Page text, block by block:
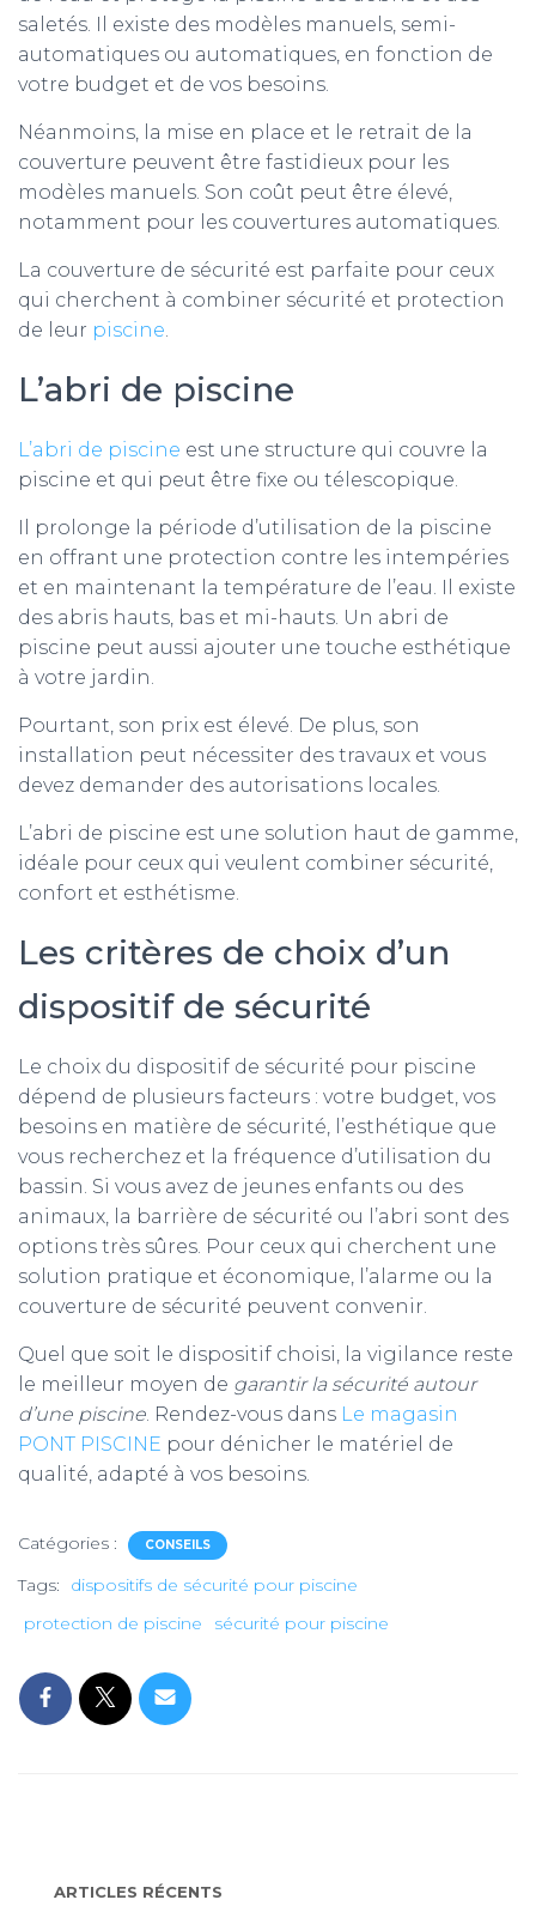
saletés. Il existe des modèles manuels, semi-
automatiques ou automatiques, en fonction de
votre budget et de vos besoins.
Néanmoins, la mise en place et le retrait de la
couverture peuvent être fastidieux pour les
modèles manuels. Son coût peut être élevé,
notamment pour les couvertures automatiques.
La couverture de sécurité est parfaite pour ceux
qui cherchent à combiner sécurité et protection
de leur piscine.
L’abri de piscine
L’abri de piscine est une structure qui couvre la
piscine et qui peut être fixe ou télescopique.
Il prolonge la période d’utilisation de la piscine
en offrant une protection contre les intempéries
et en maintenant la température de l’eau. Il existe
des abris hauts, bas et mi-hauts. Un abri de
piscine peut aussi ajouter une touche esthétique
à votre jardin.
Pourtant, son prix est élevé. De plus, son
installation peut nécessiter des travaux et vous
devez demander des autorisations locales.
L’abri de piscine est une solution haut de gamme,
idéale pour ceux qui veulent combiner sécurité,
confort et esthétisme.
Les critères de choix d’un
dispositif de sécurité
Le choix du dispositif de sécurité pour piscine
dépend de plusieurs facteurs : votre budget, vos
besoins en matière de sécurité, l’esthétique que
vous recherchez et la fréquence d’utilisation du
bassin. Si vous avez de jeunes enfants ou des
animaux, la barrière de sécurité ou l’abri sont des
options très sûres. Pour ceux qui cherchent une
solution pratique et économique, l’alarme ou la
couverture de sécurité peuvent convenir.
Quel que soit le dispositif choisi, la vigilance reste
le meilleur moyen de garantir la sécurité autour
d’une piscine. Rendez-vous dans Le magasin
PONT PISCINE pour dénicher le matériel de
qualité, adapté à vos besoins.
Catégories : CONSEILS
Tags:
dispositifs de sécurité pour piscine
protection de piscine
sécurité pour piscine
ARTICLES RÉCENTS